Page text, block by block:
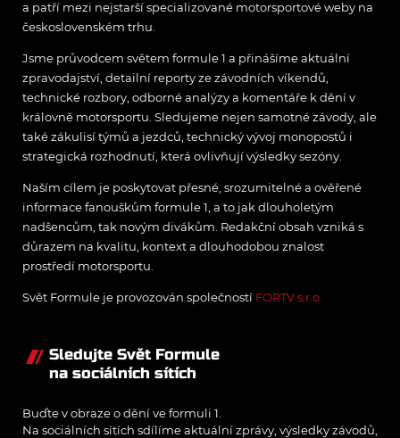
a patří mezi nejstarší specializované motorsportové weby na
československém trhu.
Jsme průvodcem světem formule 1 a přinášíme aktuální
zpravodajství, detailní reporty ze závodních víkendů,
technické rozbory, odborné analýzy a komentáře k dění v
královně motorsportu. Sledujeme nejen samotné závody, ale
také zákulisí týmů a jezdců, technický vývoj monopostů i
strategická rozhodnutí, která ovlivňují výsledky sezóny.
Naším cílem je poskytovat přesné, srozumitelné a ověřené
informace fanouškům formule 1, a to jak dlouholetým
nadšencům, tak novým divákům. Redakční obsah vzniká s
důrazem na kvalitu, kontext a dlouhodobou znalost
prostředí motorsportu.
Svět Formule je provozován společností FORTV s.r.o.
Sledujte Svět Formule
na sociálních sítích
Buďte v obraze o dění ve formuli 1.
Na sociálních sítích sdílíme aktuální zprávy, výsledky závodů,